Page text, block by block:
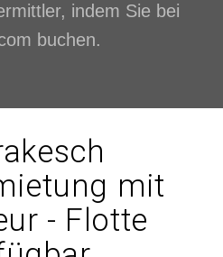
indem Sie bei
buchen.
mit
- Flotte